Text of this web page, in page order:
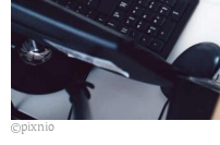
pixnio